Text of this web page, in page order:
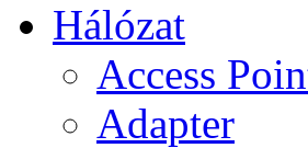
Hálózat
Access
Adapter